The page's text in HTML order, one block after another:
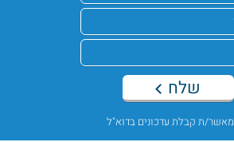
מאשר/ת קבלת עדכונים בדוא"ל
שלח